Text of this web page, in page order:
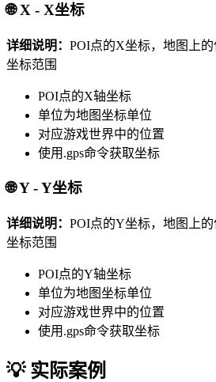
🌐 X - X坐标
详细说明： POI点的X坐标，地图上的
坐标范围
POI点的X轴坐标
单位为地图坐标单位
对应游戏世界中的位置
使用.gps命令获取坐标
🌐 Y - Y坐标
详细说明： POI点的Y坐标，地图上的
坐标范围
POI点的Y轴坐标
单位为地图坐标单位
对应游戏世界中的位置
使用.gps命令获取坐标
💡 实际案例